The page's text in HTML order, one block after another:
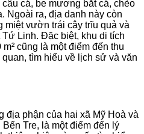
cá, be mương bắt cá, chèo
Ngoài ra, địa danh này còn
miệt vườn trái cây trĩu quả và
Linh. Đặc biệt, khu di tích
cũng là một điểm đến thu
tìm hiểu về lịch sử và văn
địa phận của hai xã Mỹ Hoà và
Tre, là một điểm đến lý